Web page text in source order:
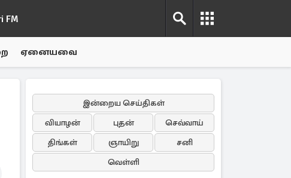
FM
ஏனையவை
இன்றைய செய்திகள்
வியாழன்
புதன்
செவ்வாய்
திங்கள்
ஞாயிறு
சனி
வெள்ளி